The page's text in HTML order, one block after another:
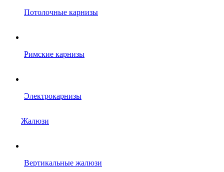
Потолочные карнизы
Римские карнизы
Электрокарнизы
Жалюзи
Вертикальные жалюзи